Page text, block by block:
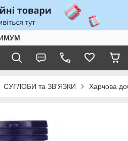
СУГЛОБИ та ЗВ'ЯЗКИ Харчова